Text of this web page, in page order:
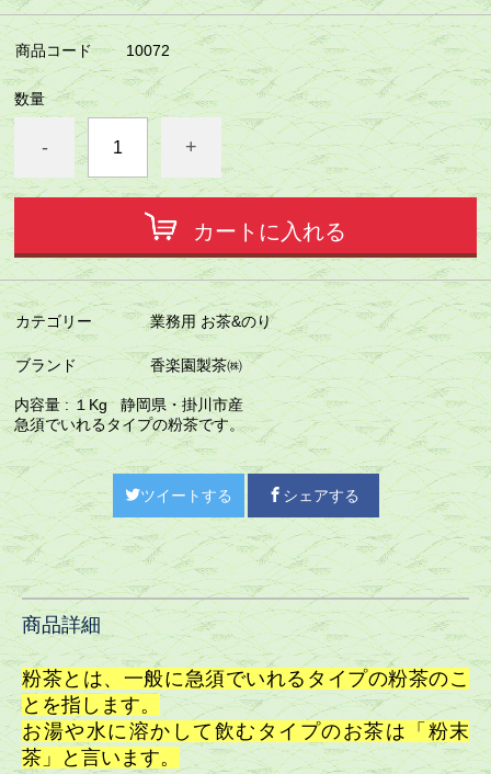
商品コード 10072
数量
- +
カートに入れる
カテゴリー 業務用 お茶&のり
ブランド 香楽園製茶㈱
内容量 : １Kg 静岡県・掛川市産
急須でいれるタイプの粉茶です。
ツイートする シェアする
商品詳細
粉茶とは、一般に急須でいれるタイプの粉茶のこ
とを指します。
お湯や水に溶かして飲むタイプのお茶は「粉末
茶」と言います。